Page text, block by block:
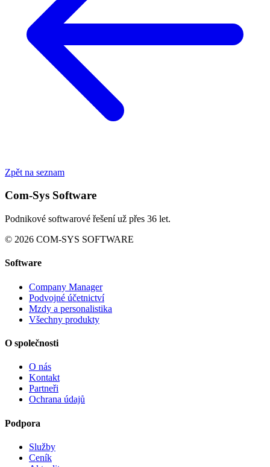
Zpět na seznam
Com-Sys Software
Podnikové softwarové řešení už přes 36 let.
© 2026 COM-SYS SOFTWARE
Software
Company Manager
Podvojné účetnictví
Mzdy a personalistika
Všechny produkty
O společnosti
O nás
Kontakt
Partneři
Ochrana údajů
Podpora
Služby
Ceník